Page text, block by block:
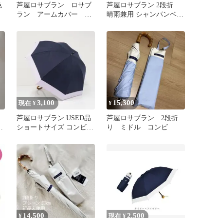
芦屋ロサブラン ロサブ
ラン アームカバー ロ
芦屋ロサブラン 2段折
晴雨兼用 シャンパンベー
現在 ¥3,100
芦屋ロサブラン USED品
ショートサイズ コンビ
¥ 15,300
芦屋ロサブラン 2段折
り ミドル コンビ
¥ 14,500 現在 ¥ 2,500